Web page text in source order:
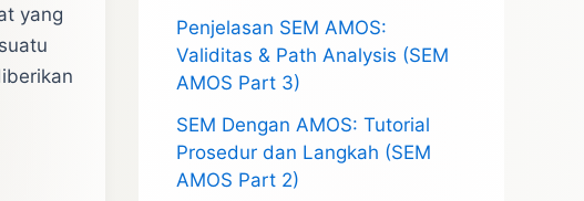
yang
Penjelasan SEM AMOS:
Validitas & Path Analysis (SEM
AMOS Part 3)
SEM Dengan AMOS: Tutorial
Prosedur dan Langkah (SEM
AMOS Part 2)